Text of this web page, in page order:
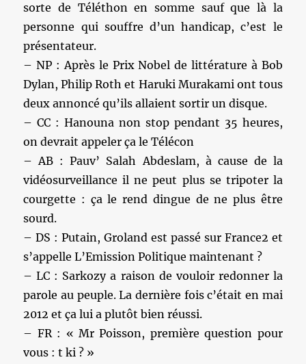
sorte de Téléthon en somme sauf que là la
personne qui souffre d’un handicap, c’est le
présentateur.
– NP : Après le Prix Nobel de littérature à Bob
Dylan, Philip Roth et Haruki Murakami ont tous
deux annoncé qu’ils allaient sortir un disque.
– CC : Hanouna non stop pendant 35 heures,
on devrait appeler ça le Télécon
– AB : Pauv’ Salah Abdeslam, à cause de la
vidéosurveillance il ne peut plus se tripoter la
courgette : ça le rend dingue de ne plus être
sourd.
– DS : Putain, Groland est passé sur France2 et
s’appelle L’Emission Politique maintenant ?
– LC : Sarkozy a raison de vouloir redonner la
parole au peuple. La dernière fois c’était en mai
2012 et ça lui a plutôt bien réussi.
– FR : « Mr Poisson, première question pour
vous : t ki ? »